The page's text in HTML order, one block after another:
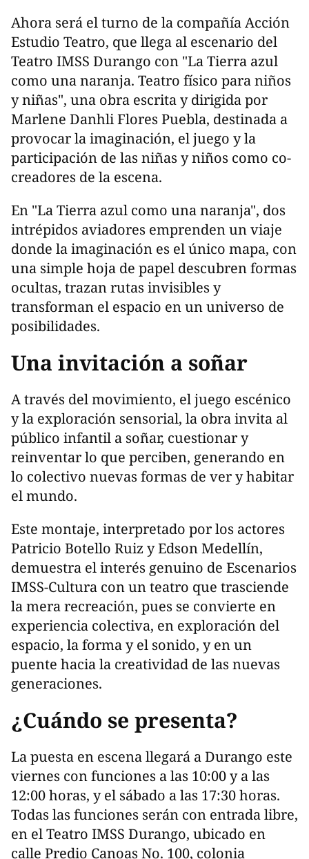
Ahora será el turno de la compañía Acción
Estudio Teatro, que llega al escenario del
Teatro IMSS Durango con "La Tierra azul
como una naranja. Teatro físico para niños
y niñas", una obra escrita y dirigida por
Marlene Danhli Flores Puebla, destinada a
provocar la imaginación, el juego y la
participación de las niñas y niños como co-
creadores de la escena.
En "La Tierra azul como una naranja", dos
intrépidos aviadores emprenden un viaje
donde la imaginación es el único mapa, con
una simple hoja de papel descubren formas
ocultas, trazan rutas invisibles y
transforman el espacio en un universo de
posibilidades.
Una invitación a soñar
A través del movimiento, el juego escénico
y la exploración sensorial, la obra invita al
público infantil a soñar, cuestionar y
reinventar lo que perciben, generando en
lo colectivo nuevas formas de ver y habitar
el mundo.
Este montaje, interpretado por los actores
Patricio Botello Ruiz y Edson Medellín,
demuestra el interés genuino de Escenarios
IMSS-Cultura con un teatro que trasciende
la mera recreación, pues se convierte en
experiencia colectiva, en exploración del
espacio, la forma y el sonido, y en un
puente hacia la creatividad de las nuevas
generaciones.
¿Cuándo se presenta?
La puesta en escena llegará a Durango este
viernes con funciones a las 10:00 y a las
12:00 horas, y el sábado a las 17:30 horas.
Todas las funciones serán con entrada libre,
en el Teatro IMSS Durango, ubicado en
calle Predio Canoas No. 100, colonia